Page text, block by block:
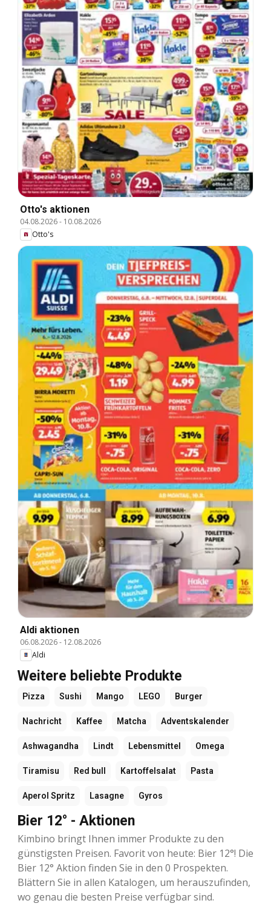
Otto's aktionen
04.08.2026- 10.08.2026
Otto's
Aldi aktionen
06.08.2026- 12.08.2026
Aldi
Weitere beliebte Produkte
Pizza Sushi Mango LEGO Burger
Nachricht Kaffee Matcha Adventskalender
Ashwagandha Lindt Lebensmittel Omega
Tiramisu Red bull Kartoffelsalat Pasta
Aperol Spritz Lasagne Gyros
Bier 12° - Aktionen
Kimbino bringt Ihnen immer Produkte zu den
günstigsten Preisen. Favorit von heute: Bier 12°! Die
Bier 12° Aktion finden Sie in den 0 Prospekten.
Blättern Sie in allen Katalogen, um herauszufinden,
wo genau die besten Preise verfügbar sind.